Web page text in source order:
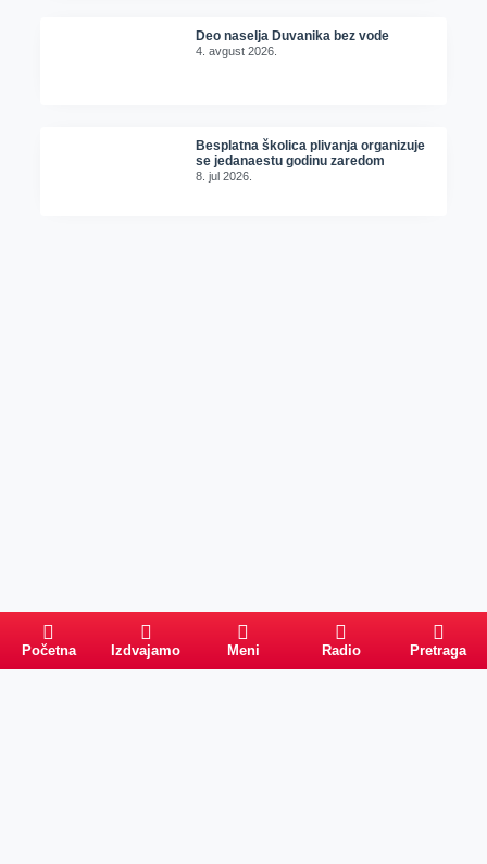
Deo naselja Duvanika bez vode
4. avgust 2026.
Besplatna školica plivanja organizuje
se jedanaestu godinu zaredom
8. jul 2026.
Početna Izdvajamo Meni Radio Pretraga